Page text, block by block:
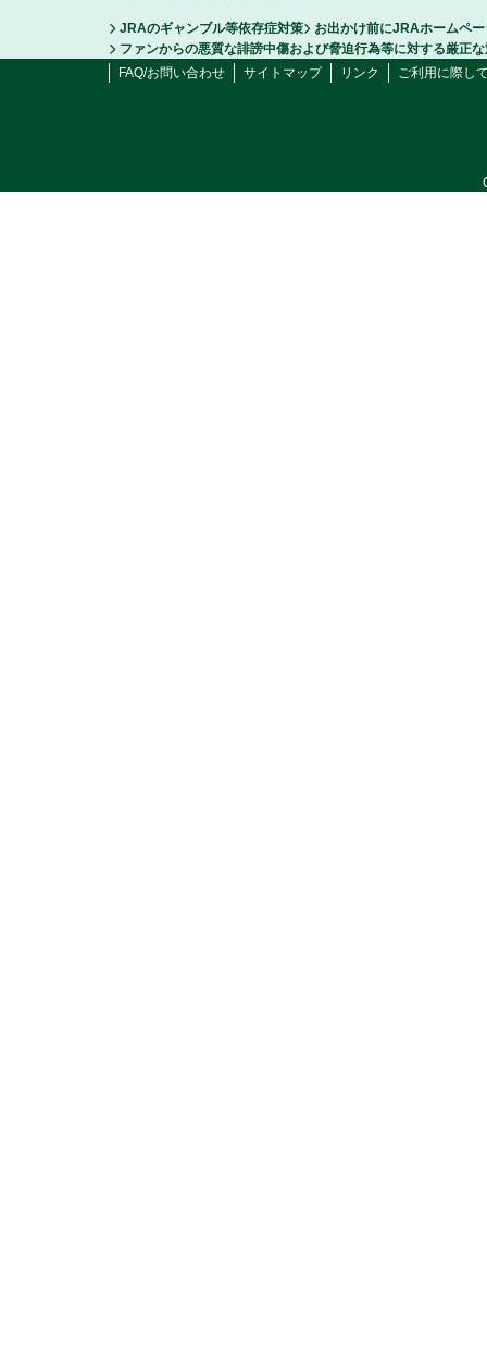
JRAのギャンブル等依存症対策
お出かけ前にJRAホームペ
ファンからの悪質な誹謗中傷および脅迫行為等に対する厳正
FAQ/お問い合わせ
サイトマップ リンク ご利用に際し